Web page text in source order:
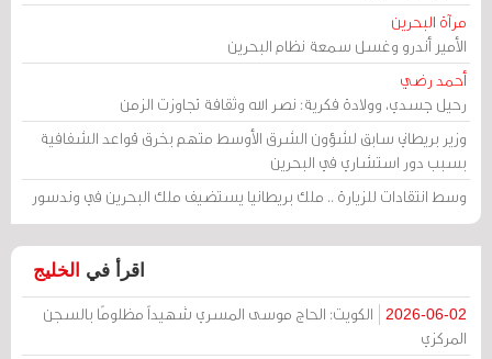
مرآة البحرين
الأمير أندرو وغسل سمعة نظام البحرين
أحمد رضي
رحيل جسدي، وولادة فكرية: نصر الله وثقافة تجاوزت الزمن
وزير بريطاني سابق لشؤون الشرق الأوسط متهم بخرق قواعد الشفافية
بسبب دور استشاري في البحرين
وسط انتقادات للزيارة .. ملك بريطانيا يستضيف ملك البحرين في وندسور
اقرأ في الخليج
2026-06-02
الكويت: الحاج موسى المسري شهيداً مظلومًا بالسجن
المركزي